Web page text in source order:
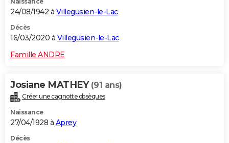
24/08/1942 à Villegusien-le-Lac
Décès
16/03/2020 à Villegusien-le-Lac
Famille ANDRE
Josiane MATHEY (91 ans)
Créer une cagnotte obsèques
Naissance
27/04/1928 à Aprey
Décès